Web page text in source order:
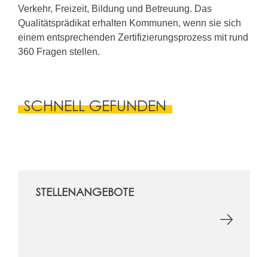
Verkehr, Freizeit, Bildung und Betreuung. Das
Qualitätsprädikat erhalten Kommunen, wenn sie sich
einem entsprechenden Zertifizierungsprozess mit rund
360 Fragen stellen.
SCHNELL GEFUNDEN
STELLENANGEBOTE